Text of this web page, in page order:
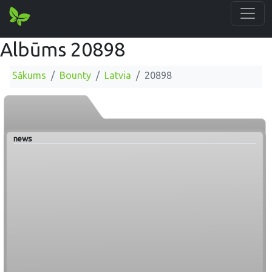
Albūms 20898
Sākums Bounty Latvia 20898
news